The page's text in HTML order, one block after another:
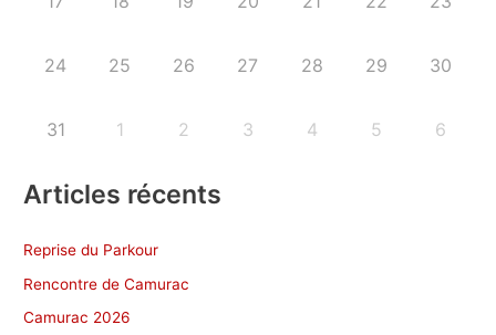
24 25 26 27 28 29 30
31 1 2 3 4 5 6
Articles récents
Reprise du Parkour
Rencontre de Camurac
Camurac 2026